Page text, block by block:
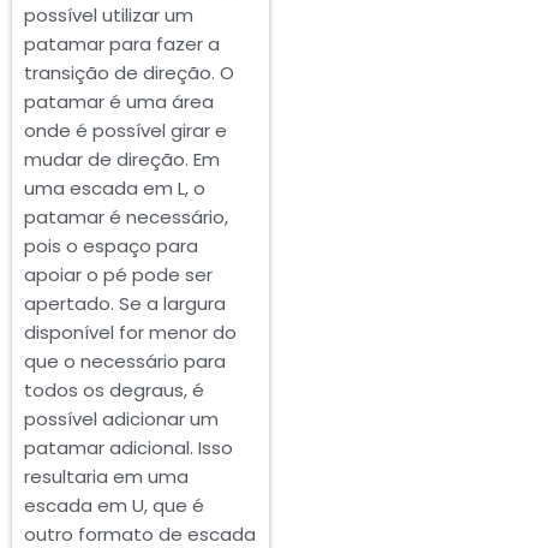
possível utilizar um
patamar para fazer a
transição de direção. O
patamar é uma área
onde é possível girar e
mudar de direção. Em
uma escada em L, o
patamar é necessário,
pois o espaço para
apoiar o pé pode ser
apertado. Se a largura
disponível for menor do
que o necessário para
todos os degraus, é
possível adicionar um
patamar adicional. Isso
resultaria em uma
escada em U, que é
outro formato de escada